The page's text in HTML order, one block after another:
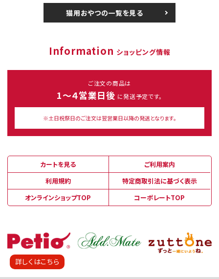
猫用おやつの一覧を見る
Information ショッピング情報
ご注文の商品は
1～４営業日後 に発送予定です。
※土日祝祭日のご注文は翌営業日以降の発送となります。
カートを見る
ご利用案内
利用規約
特定商取引法に基づく表示
オンラインショップTOP
コーポレートTOP
詳しくはこちら